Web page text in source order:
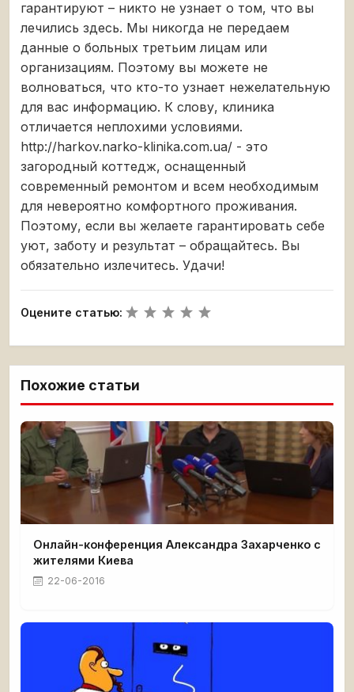
гарантируют – никто не узнает о том, что вы
лечились здесь. Мы никогда не передаем
данные о больных третьим лицам или
организациям. Поэтому вы можете не
волноваться, что кто-то узнает нежелательную
для вас информацию. К слову, клиника
отличается неплохими условиями.
http://harkov.narko-klinika.com.ua/ - это
загородный коттедж, оснащенный
современный ремонтом и всем необходимым
для невероятно комфортного проживания.
Поэтому, если вы желаете гарантировать себе
уют, заботу и результат – обращайтесь. Вы
обязательно излечитесь. Удачи!
Оцените статью:
Похожие статьи
Онлайн-конференция Александра Захарченко с
жителями Киева
22-06-2016